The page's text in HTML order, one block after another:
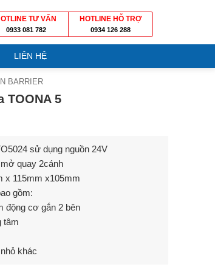
TƯ VẤN
0933 081 782
HOTLINE HỖ TRỢ
0934 126 288
LIÊN HỆ
BARRIER
TOONA 5
sử dụng nguồn 24V
quay 2cánh
x 115mm x105mm
gồm:
động cơ gắn 2 bên
tâm
khác